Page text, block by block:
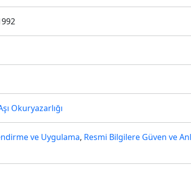
Okuryazarlığı
ve Uygulama, Resmi Bilgilere Güven ve